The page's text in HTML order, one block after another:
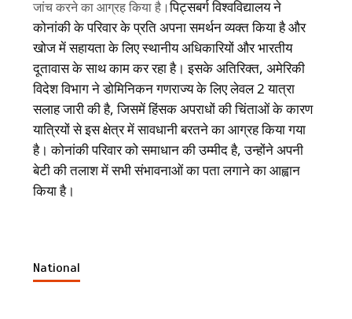
जांच करने का आग्रह किया है।पिट्सबर्ग विश्वविद्यालय ने
कोनांकी के परिवार के प्रति अपना समर्थन व्यक्त किया है और
खोज में सहायता के लिए स्थानीय अधिकारियों और भारतीय
दूतावास के साथ काम कर रहा है। इसके अतिरिक्त, अमेरिकी
विदेश विभाग ने डोमिनिकन गणराज्य के लिए लेवल 2 यात्रा
सलाह जारी की है, जिसमें हिंसक अपराधों की चिंताओं के कारण
यात्रियों से इस क्षेत्र में सावधानी बरतने का आग्रह किया गया
है। कोनांकी परिवार को समाधान की उम्मीद है, उन्होंने अपनी
बेटी की तलाश में सभी संभावनाओं का पता लगाने का आह्वान
किया है।
National